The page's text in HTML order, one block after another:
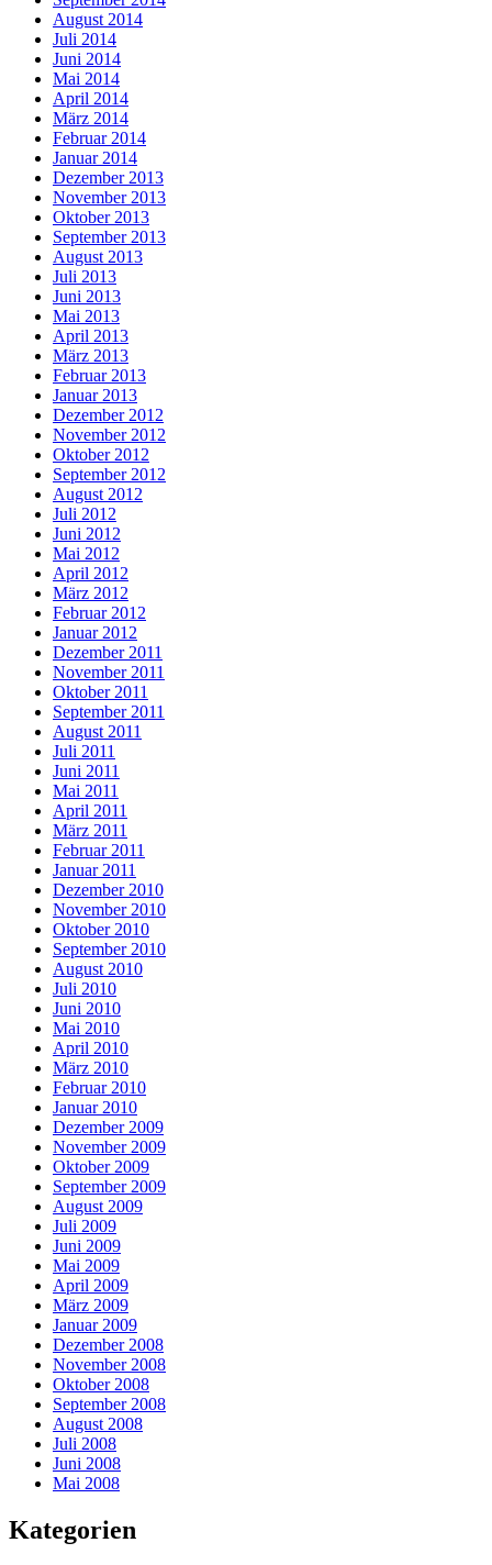
August 2014
Juli 2014
Juni 2014
Mai 2014
April 2014
März 2014
Februar 2014
Januar 2014
Dezember 2013
November 2013
Oktober 2013
September 2013
August 2013
Juli 2013
Juni 2013
Mai 2013
April 2013
März 2013
Februar 2013
Januar 2013
Dezember 2012
November 2012
Oktober 2012
September 2012
August 2012
Juli 2012
Juni 2012
Mai 2012
April 2012
März 2012
Februar 2012
Januar 2012
Dezember 2011
November 2011
Oktober 2011
September 2011
August 2011
Juli 2011
Juni 2011
Mai 2011
April 2011
März 2011
Februar 2011
Januar 2011
Dezember 2010
November 2010
Oktober 2010
September 2010
August 2010
Juli 2010
Juni 2010
Mai 2010
April 2010
März 2010
Februar 2010
Januar 2010
Dezember 2009
November 2009
Oktober 2009
September 2009
August 2009
Juli 2009
Juni 2009
Mai 2009
April 2009
März 2009
Januar 2009
Dezember 2008
November 2008
Oktober 2008
September 2008
August 2008
Juli 2008
Juni 2008
Mai 2008
Kategorien